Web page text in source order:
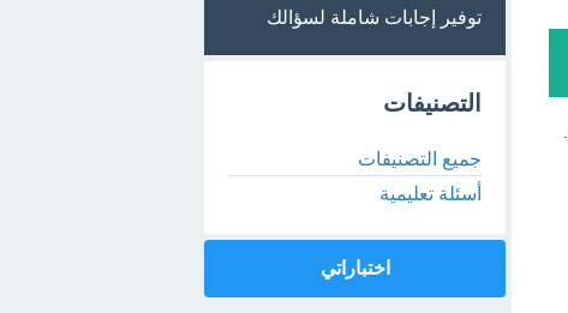
توفير إجابات شاملة لسؤالك
التصنيفات
جميع التصنيفات
أسئلة تعليمية
اختباراتي